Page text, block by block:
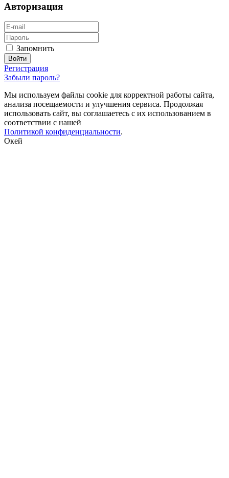
Авторизация
Запомнить
Регистрация
Забыли пароль?
Мы используем файлы cookie для корректной работы сайта,
анализа посещаемости и улучшения сервиса. Продолжая
использовать сайт, вы соглашаетесь с их использованием в
соответствии с нашей
Политикой конфиденциальности.
Окей